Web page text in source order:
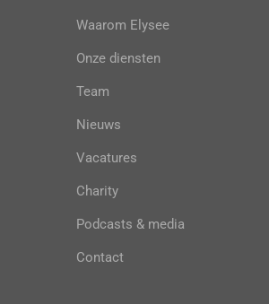
Waarom Elysee
Onze diensten
Team
Nieuws
Vacatures
Charity
Podcasts & media
Contact